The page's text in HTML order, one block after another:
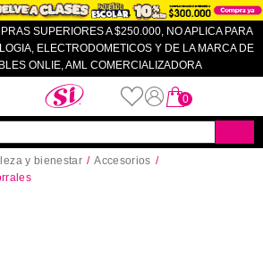
SUPERIORES A $250.000, NO APLICA PARA
ELECTRODOMETICOS Y DE LA MARCA DE
ONLIE, AML COMERCIALIZADORA
Almacenes SI
0
y bienestar
Accesorios